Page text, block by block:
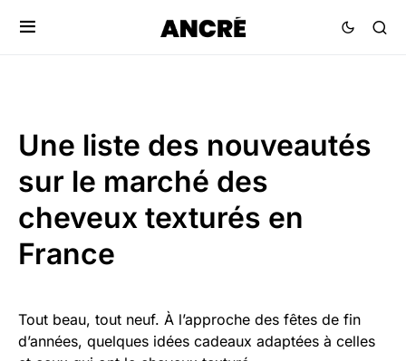
Une liste des nouveautés
sur le marché des
cheveux texturés en
France
Tout beau, tout neuf. À l’approche des fêtes de fin
d’années, quelques idées cadeaux adaptées à celles